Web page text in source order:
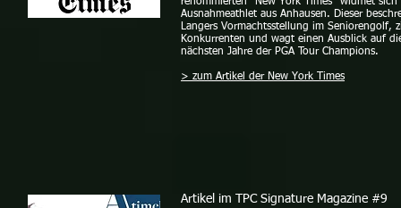
Ausnahmeathlet aus Anhausen. Dieser
Langers Vormachtsstellung im Seniorengolf,
Konkurrenten und wagt einen Ausblick auf
nächsten Jahre der PGA Tour Champions.
> zum Artikel der New York Times
Artikel im TPC Signature Magazine #9